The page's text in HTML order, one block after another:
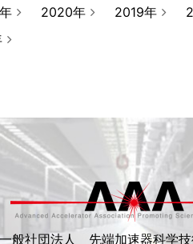
2020年 2019年
一般社団法人 先端加速器科学技